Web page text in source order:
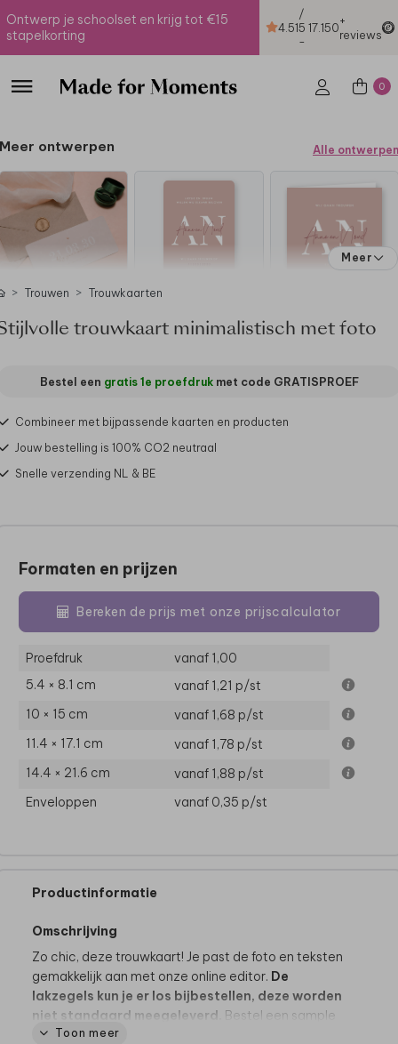
Ontwerp je schoolset en krijg tot €15
stapelkorting
4.51
/
5
-
17.150+
reviews
0
Meer ontwerpen Alle ontwerpen
Meer
Trouwen Trouwkaarten
trouwkaart minimalistisch met foto
Bestel een gratis 1e proefdrukmet code GRATISPROEF
Combineer met bijpassende kaarten en producten
Jouw bestelling is 100% CO2 neutraal
Snelle verzending NL & BE
Formaten en prijzen
Bereken de prijs met onze prijscalculator
Proefdruk
vanaf 1,00
5.4 × 8.1 cm
vanaf 1,21 p/st
10 × 15 cm
vanaf 1,68 p/st
11.4 × 17.1 cm
vanaf 1,78 p/st
14.4 × 21.6 cm
vanaf 1,88 p/st
Enveloppen
vanaf 0,35 p/st
Productinformatie
Omschrijving
Zo chic, deze trouwkaart! Je past de foto en teksten
gemakkelijk aan met onze online editor. De
lakzegels kun je er los bijbestellen, deze worden
niet standaard meegeleverd. Bestel een sample
setje voor je proefdruk, of een zakje van 25 stuks
Toon meer